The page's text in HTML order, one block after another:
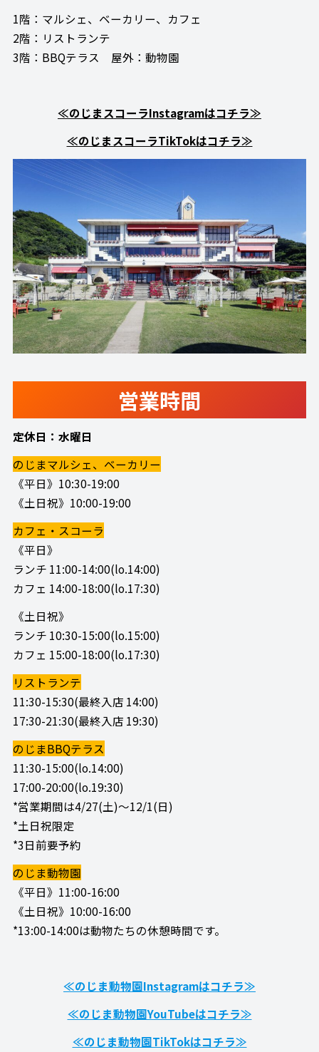
1階：マルシェ、ベーカリー、カフェ
2階：リストランテ
3階：BBQテラス 屋外：動物園
≪のじまスコーラInstagramはコチラ≫
≪のじまスコーラTikTokはコチラ≫
営業時間
定休日：水曜日
のじまマルシェ、ベーカリー
《平日》10:30-19:00
《土日祝》10:00-19:00
カフェ・スコーラ
《平日》
ランチ 11:00-14:00(lo.14:00)
カフェ 14:00-18:00(lo.17:30)
《土日祝》
ランチ 10:30-15:00(lo.15:00)
カフェ 15:00-18:00(lo.17:30)
リストランテ
11:30-15:30(最終入店 14:00)
17:30-21:30(最終入店 19:30)
のじまBBQテラス
11:30-15:00(lo.14:00)
17:00-20:00(lo.19:30)
*営業期間は4/27(土)～12/1(日)
*土日祝限定
*3日前要予約
のじま動物園
《平日》11:00-16:00
《土日祝》10:00-16:00
*13:00-14:00は動物たちの休憩時間です。
≪のじま動物園Instagramはコチラ≫
≪のじま動物園YouTubeはコチラ≫
≪のじま動物園TikTokはコチラ≫